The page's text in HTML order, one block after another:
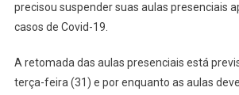
precisou suspender suas aulas presenciais
casos de Covid-19.
A retomada das aulas presenciais está
terça-feira (31) e por enquanto as aulas